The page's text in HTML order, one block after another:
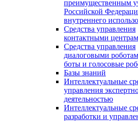
преимущественным
Российской
внутреннего
Средства управления
контактными
Средства управления
диалоговыми
боты и голосовые
Базы знаний
Интеллектуальные
управления
деятельностью
Интеллектуальные
разработки и